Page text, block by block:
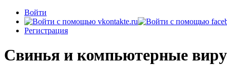
Войти
Регистрация
Свинья и компьютерные